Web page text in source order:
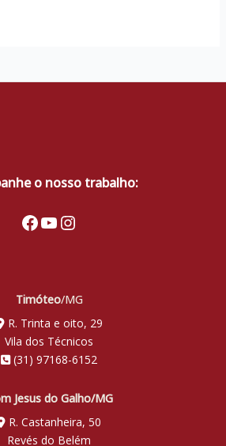
o nosso trabalho:
Facebook
Youtube
Instagram
Timóteo/MG
R. Trinta e oito, 29
Vila dos Técnicos
(31) 97168-6152
Jesus do Galho/MG
R. Castanheira, 50
Revés do Belém